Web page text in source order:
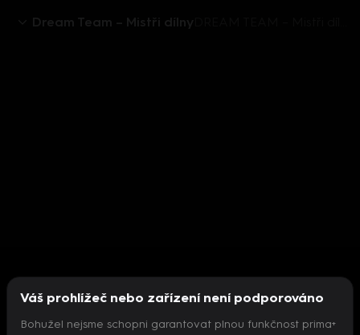
Dream Team – Mistři dílny
Váš prohlížeč nebo zařízení není podporováno
Bohužel nejsme schopni garantovat plnou funkčnost prima+